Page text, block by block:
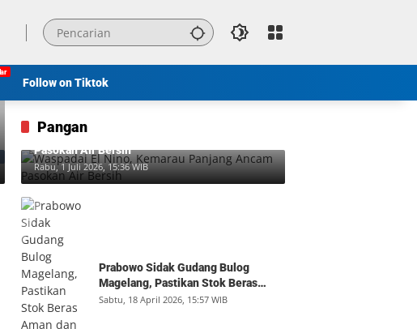
Follow on Tiktok
Pangan
Waspadai El Nino, Kemarau Panjang Ancam
Pasokan Air Bersih
Rabu, 1 Juli 2026, 15:36 WIB
Prabowo Sidak Gudang Bulog
Magelang, Pastikan Stok Beras
Aman dan Distribusi Lancar
Sabtu, 18 April 2026, 15:57 WIB